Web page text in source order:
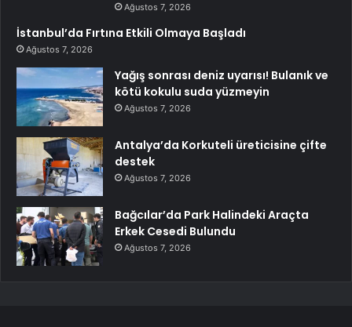
Ağustos 7, 2026
İstanbul’da Fırtına Etkili Olmaya Başladı
Ağustos 7, 2026
Yağış sonrası deniz uyarısı! Bulanık ve
kötü kokulu suda yüzmeyin
Ağustos 7, 2026
Antalya’da Korkuteli üreticisine çifte
destek
Ağustos 7, 2026
Bağcılar’da Park Halindeki Araçta
Erkek Cesedi Bulundu
Ağustos 7, 2026